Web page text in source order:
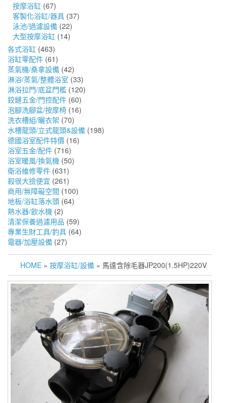
按摩浴缸 (67)
客製化浴缸/器具 (37)
泳池/過濾設備 (22)
大型按摩浴缸 (14)
各式浴缸 (463)
浴缸零配件 (61)
蒸氣機/桑拿設備 (42)
淋浴/蒸氣/整體浴室 (33)
淋浴拉門/底盆門檻 (120)
鉸鏈五金/門控配件 (60)
泡腳洗腳盆/按摩椅 (16)
洗衣槽組/曬衣架 (70)
水槽龍頭/立式龍頭&設備 (198)
德國浴室配件特價 (16)
浴室五金/配件 (716)
浴室暖風/換氣機 (50)
衛浴維修零件 (631)
殺很大撿便宜 (261)
商用/無障礙空間 (100)
地板/浴缸落水頭 (64)
熱水器/飲水機 (2)
清潔保養過濾用品 (59)
專業生財工具/釣具 (64)
電器/加壓設備 (27)
HOME » 按摩浴缸/設備 » 馬達含除毛器JP200(1.5HP)220V